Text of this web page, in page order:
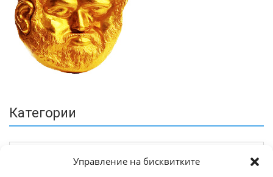
Управление на бисквитките
Категории